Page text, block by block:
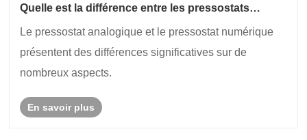
Quelle est la différence entre les pressostats
Le pressostat analogique et le pressostat numérique
présentent des différences significatives sur de
nombreux aspects.
En savoir plus